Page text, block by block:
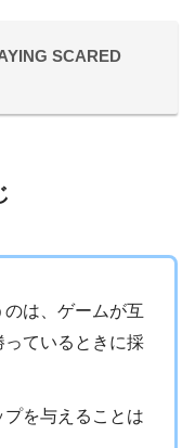
SCARED
は、ゲームが互
ているときに採
を与えることは